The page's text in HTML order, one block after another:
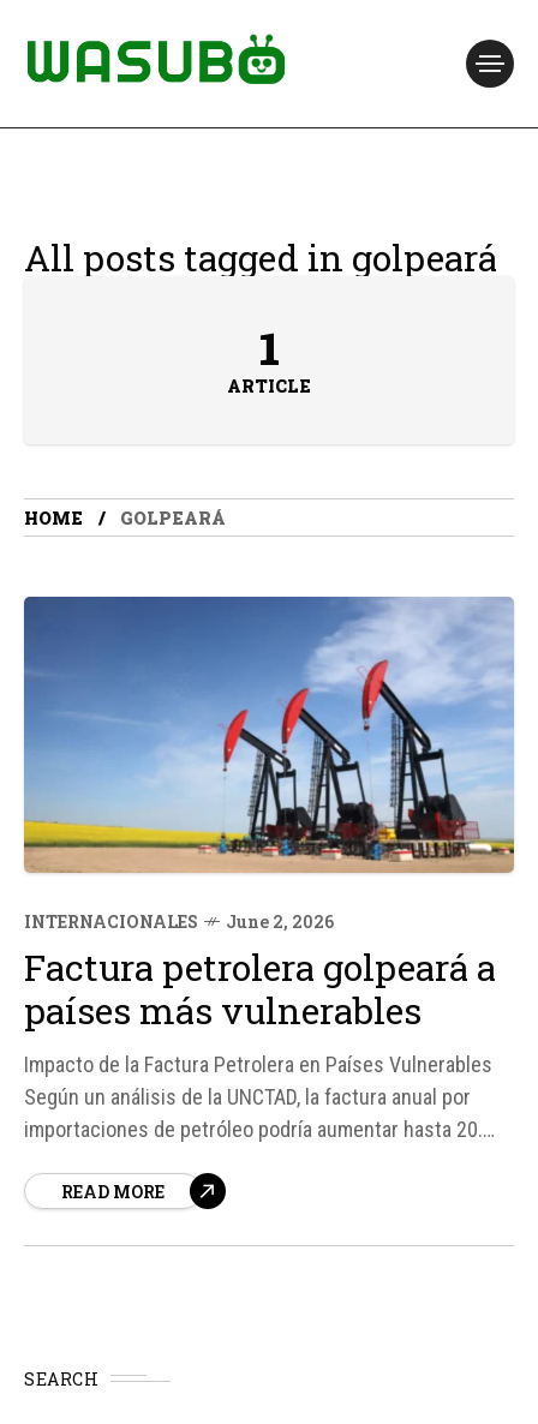
All posts tagged in golpeará
1
ARTICLE
HOME GOLPEARÁ
INTERNACIONALES June 2, 2026
Factura petrolera golpeará a
países más vulnerables
Impacto de la Factura Petrolera en Países Vulnerables
Según un análisis de la UNCTAD, la factura anual por
importaciones de petróleo podría aumentar hasta 20.
precio del crudo se mantiene alto. Esto tendría un
READ MORE
SEARCH